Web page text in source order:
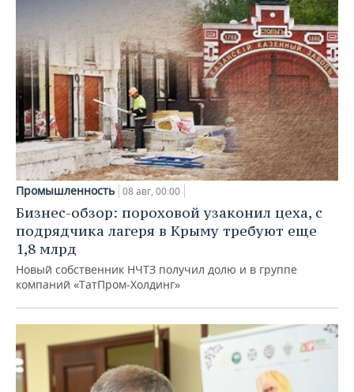
Промышленность 08 авг, 00:00
Бизнес-обзор: пороховой узаконил цеха, с
подрядчика лагеря в Крыму требуют еще
1,8 млрд
Новый собственник НЧТЗ получил долю и в группе
компаний «ТатПром-Холдинг»